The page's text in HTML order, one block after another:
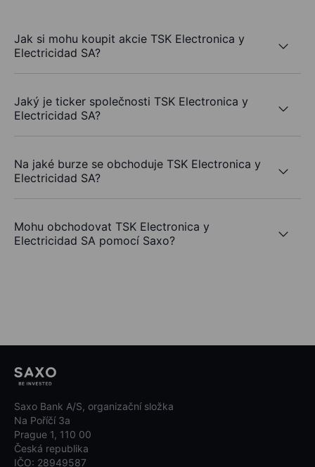
Jak si mohu koupit akcie TSK Electronica y
Electricidad SA?
Jaký je ticker společnosti TSK Electronica y
Electricidad SA?
Na jaké burze se obchoduje TSK Electronica y
Electricidad SA?
Mohu obchodovat TSK Electronica y
Electricidad SA pomocí Saxo?
Saxo Bank A/S, organizační složka
Na Poříčí 3a
Prague 1, 110 00
Česká republika
IČO: 28949587